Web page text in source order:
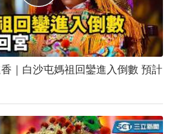
｜白沙屯媽祖回鑾進入倒數 預計